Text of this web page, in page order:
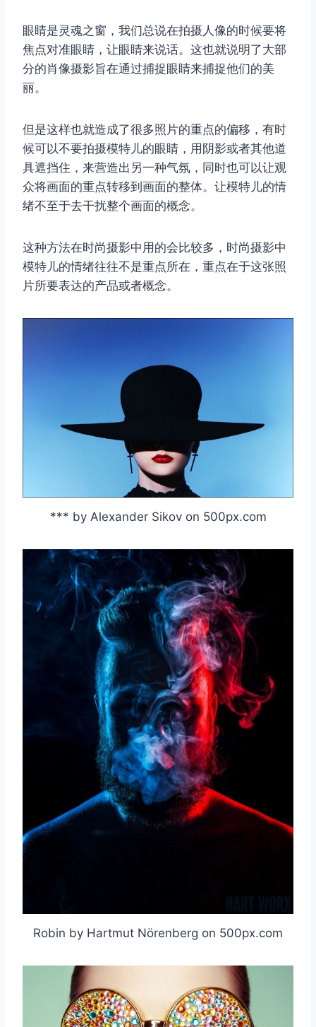
眼睛是灵魂之窗，我们总说在拍摄人像的时候要将
焦点对准眼睛，让眼睛来说话。这也就说明了大部
分的肖像摄影旨在通过捕捉眼睛来捕捉他们的美
丽。
但是这样也就造成了很多照片的重点的偏移，有时
候可以不要拍摄模特儿的眼睛，用阴影或者其他道
具遮挡住，来营造出另一种气氛，同时也可以让观
众将画面的重点转移到画面的整体。让模特儿的情
绪不至于去干扰整个画面的概念。
这种方法在时尚摄影中用的会比较多，时尚摄影中
模特儿的情绪往往不是重点所在，重点在于这张照
片所要表达的产品或者概念。
*** by Alexander Sikov on 500px.com
Robin by Hartmut Nörenberg on 500px.com